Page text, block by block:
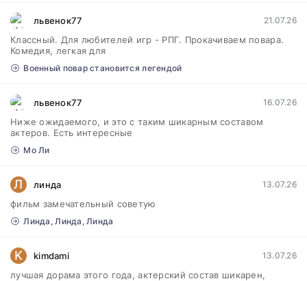
львенок77 21.07.26
Классный. Для любителей игр - РПГ. Прокачиваем повара.
Комедия, легкая для
Военный повар становится легендой
львенок77 16.07.26
Ниже ожидаемого, и это с таким шикарным составом
актеров. Есть интересные
Мо Ли
Л линда 13.07.26
фильм замечательный советую
Линда, Линда, Линда
K kimdami 13.07.26
лучшая дорама этого года, актерский состав шикарен,